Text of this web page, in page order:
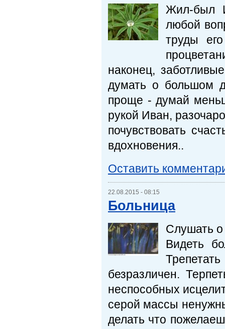
Жил-был
любой
труды
наконец,
думать о большом
проще - думай
рукой Иван,
почувствовать
вдохновения..
Оставить
22.08.2015 - 08:15
Больница
Слушать о
Видеть
безразличен.
неспособных
серой массы
делать что